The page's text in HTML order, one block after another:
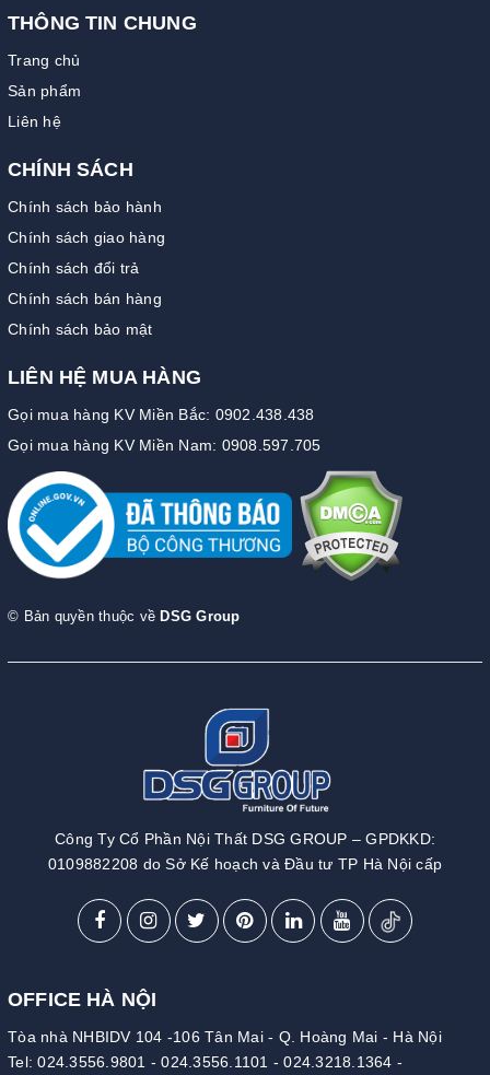
THÔNG TIN CHUNG
Trang chủ
Sản phẩm
Liên hệ
CHÍNH SÁCH
Chính sách bảo hành
Chính sách giao hàng
Chính sách đổi trả
Chính sách bán hàng
Chính sách bảo mật
LIÊN HỆ MUA HÀNG
Gọi mua hàng KV Miền Bắc: 0902.438.438
Gọi mua hàng KV Miền Nam: 0908.597.705
© Bản quyền thuộc về DSG Group
Công Ty Cổ Phần Nội Thất DSG GROUP – GPDKKD:
0109882208 do Sở Kế hoạch và Đầu tư TP Hà Nội cấp
OFFICE HÀ NỘI
Tòa nhà NHBIDV 104 -106 Tân Mai - Q. Hoàng Mai - Hà Nội
Tel:024.3556.9801 -024.3556.1101 -024.3218.1364 -